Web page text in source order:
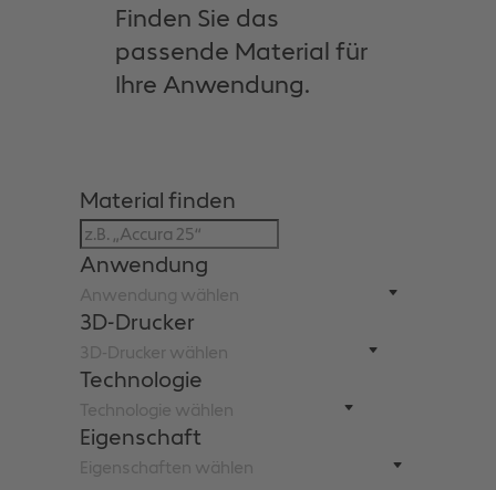
Finden Sie das
passende Material für
Ihre Anwendung.
Material finden
Anwendung
3D-Drucker
Technologie
Eigenschaft